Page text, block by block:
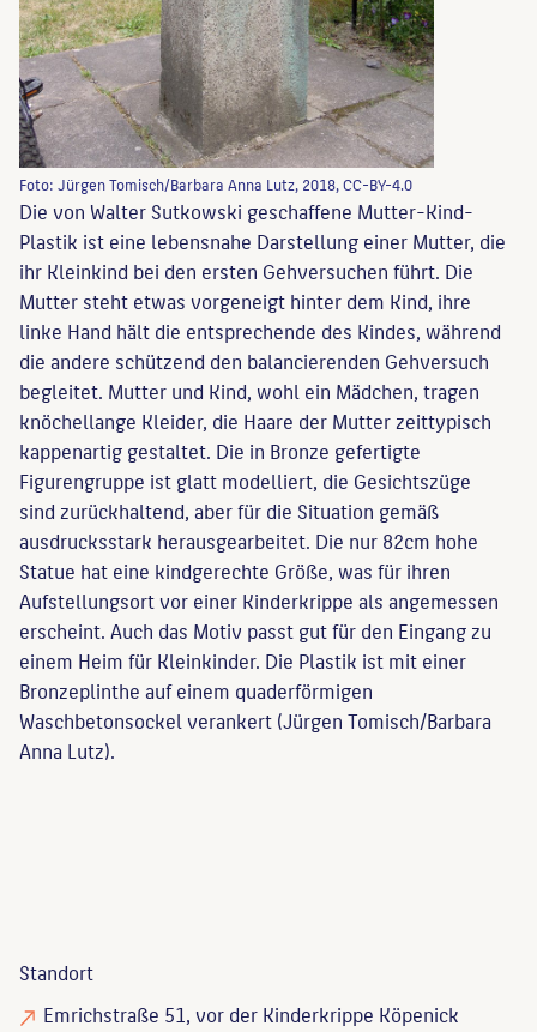
Foto: Jürgen Tomisch/Barbara Anna Lutz, 2018, CC-BY-4.0
Die von Walter Sutkowski geschaffene Mutter-Kind-
Plastik ist eine lebensnahe Darstellung einer Mutter, die
ihr Kleinkind bei den ersten Gehversuchen führt. Die
Mutter steht etwas vorgeneigt hinter dem Kind, ihre
linke Hand hält die entsprechende des Kindes, während
die andere schützend den balancierenden Gehversuch
begleitet. Mutter und Kind, wohl ein Mädchen, tragen
knöchellange Kleider, die Haare der Mutter zeittypisch
kappenartig gestaltet. Die in Bronze gefertigte
Figurengruppe ist glatt modelliert, die Gesichtszüge
sind zurückhaltend, aber für die Situation gemäß
ausdrucksstark herausgearbeitet. Die nur 82cm hohe
Statue hat eine kindgerechte Größe, was für ihren
Aufstellungsort vor einer Kinderkrippe als angemessen
erscheint. Auch das Motiv passt gut für den Eingang zu
einem Heim für Kleinkinder. Die Plastik ist mit einer
Bronzeplinthe auf einem quaderförmigen
Waschbetonsockel verankert (Jürgen Tomisch/Barbara
Anna Lutz).
Standort
Emrichstraße 51, vor der Kinderkrippe Köpenick